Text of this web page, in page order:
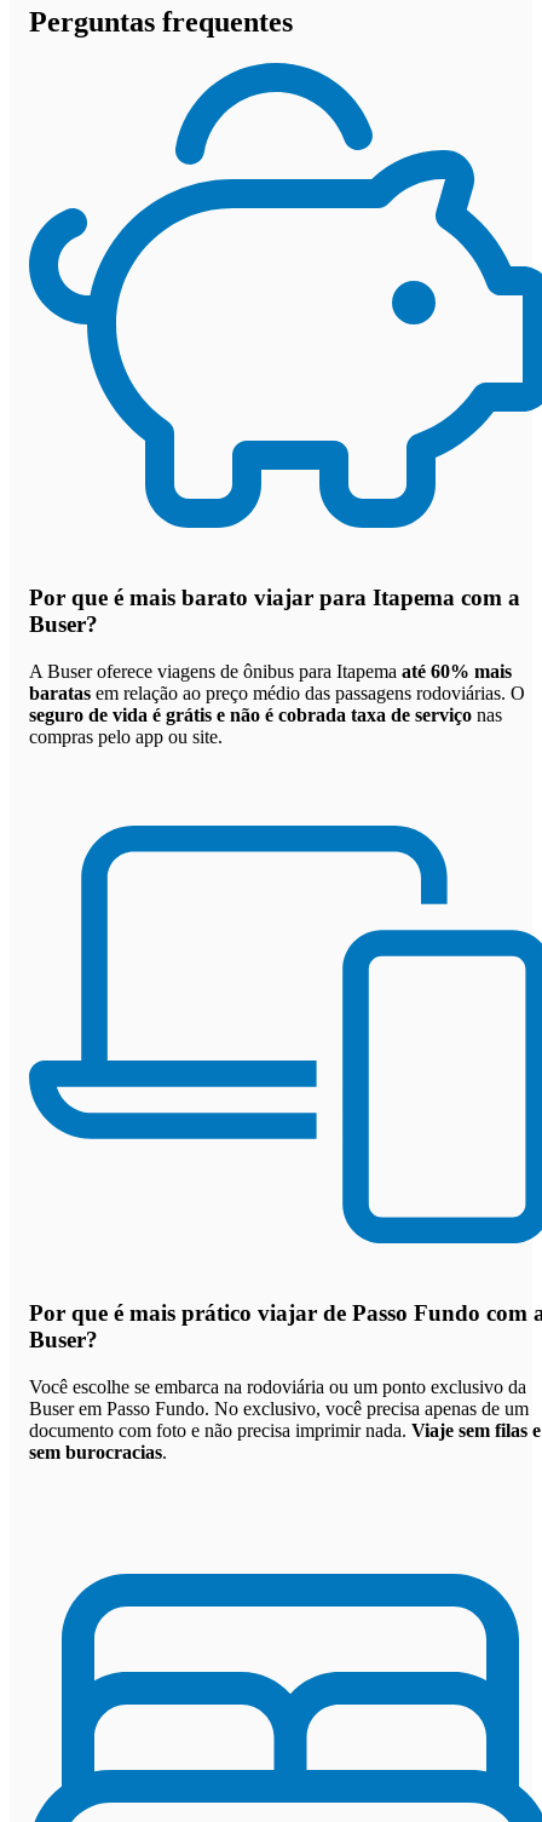
Perguntas frequentes
Por que é mais barato viajar para Itapema com a
Buser?
A Buser oferece viagens de ônibus para Itapema até 60% mais
baratas em relação ao preço médio das passagens rodoviárias. O
seguro de vida é grátis e não é cobrada taxa de serviço nas
compras pelo app ou site.
Por que é mais prático viajar de Passo Fundo com
Buser?
Você escolhe se embarca na rodoviária ou um ponto exclusivo da
Buser em Passo Fundo. No exclusivo, você precisa apenas de um
documento com foto e não precisa imprimir nada. Viaje sem filas e
sem burocracias.